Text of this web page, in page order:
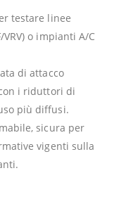
testare linee
o impianti A/C
di attacco
i riduttori di
più diffusi.
sicura per
vigenti sulla